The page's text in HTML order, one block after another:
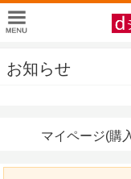
お知らせ
マイページ(購